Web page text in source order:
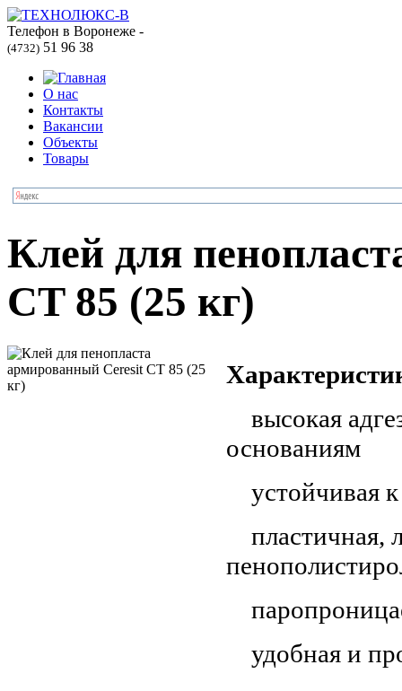
Телефон в Воронеже -
(4732) 51 96 38
О нас
Контакты
Вакансии
Объекты
Товары
Клей для
CT 85 (25 кг)
высокая
основаниям
устойчивая
пластичная,
удобная и